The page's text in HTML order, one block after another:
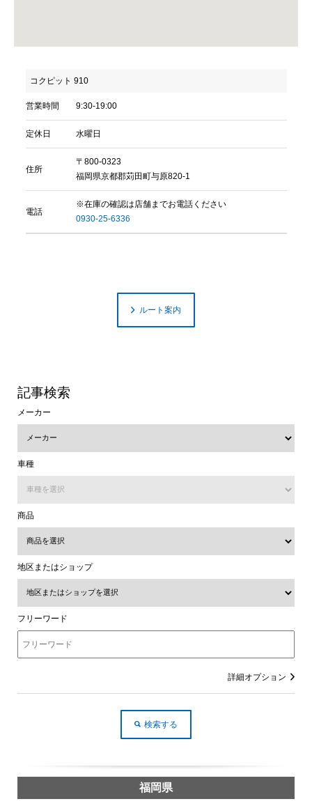
コクピット 910
営業時間 9:30-19:00
定休日 水曜日
住所
〒800-0323
福岡県京都郡苅田町与原820-1
電話
※在庫の確認は店舗までお電話ください
0930-25-6336
ルート案内
記事検索
メーカー
車種
商品
地区またはショップ
フリーワード
詳細オプション
福岡県